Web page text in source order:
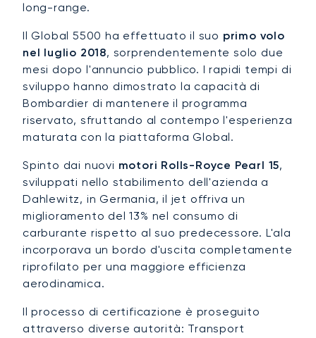
long-range.
Il Global 5500 ha effettuato il suo primo volo
nel luglio 2018, sorprendentemente solo due
mesi dopo l'annuncio pubblico. I rapidi tempi di
sviluppo hanno dimostrato la capacità di
Bombardier di mantenere il programma
riservato, sfruttando al contempo l'esperienza
maturata con la piattaforma Global.
Spinto dai nuovi motori Rolls-Royce Pearl 15,
sviluppati nello stabilimento dell'azienda a
Dahlewitz, in Germania, il jet offriva un
miglioramento del 13% nel consumo di
carburante rispetto al suo predecessore. L'ala
incorporava un bordo d'uscita completamente
riprofilato per una maggiore efficienza
aerodinamica.
Il processo di certificazione è proseguito
attraverso diverse autorità: Transport